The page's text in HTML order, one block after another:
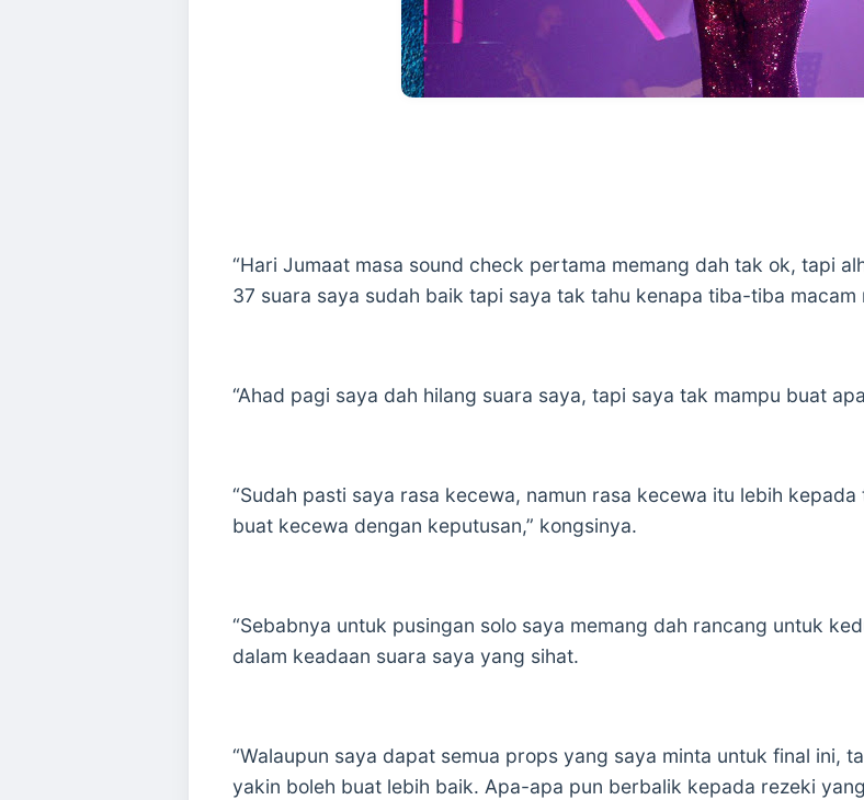
“Hari Jumaat masa sound check pertama memang dah tak ok, tapi
37 suara saya sudah baik tapi saya tak tahu kenapa tiba-tiba macam
“Ahad pagi saya dah hilang suara saya, tapi saya tak mampu buat
“Sudah pasti saya rasa kecewa, namun rasa kecewa itu lebih
buat kecewa dengan keputusan,” kongsinya.
“Sebabnya untuk pusingan solo saya memang dah rancang untuk
dalam keadaan suara saya yang sihat.
“Walaupun saya dapat semua props yang saya minta untuk final ini,
yakin boleh buat lebih baik. Apa-apa pun berbalik kepada rezeki